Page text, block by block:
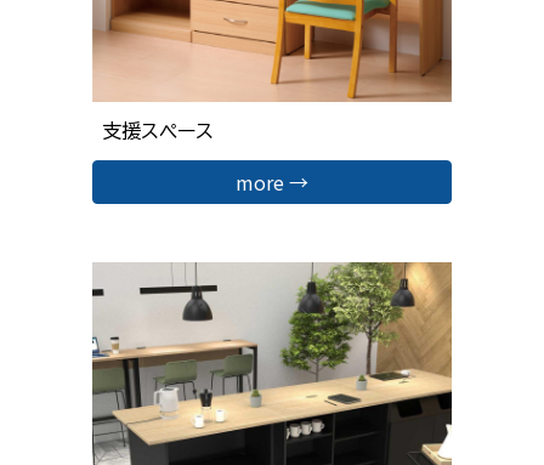
支援スペース
more →